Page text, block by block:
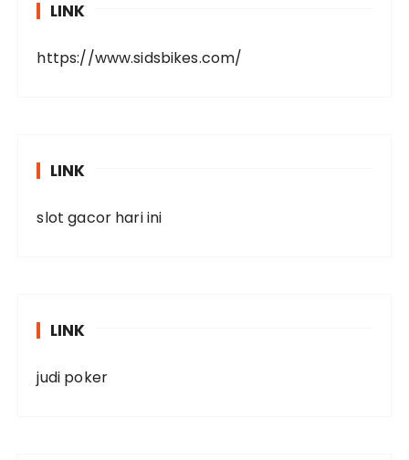
LINK
https://www.sidsbikes.com/
LINK
slot gacor hari ini
LINK
judi poker